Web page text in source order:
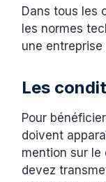
Dans tous les
les normes
une
Les
Pour
doivent
mention sur le
devez